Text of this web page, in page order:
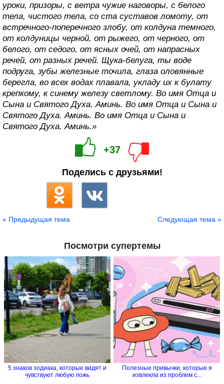
уроки, призоры, с ветра чужие наговоры, с белого
тела, чистого тела, со ста суставов ломоту, от
встречного-поперечного злобу, от колдуна темного,
от колдуницы черной, от рыжего, от черного, от
белого, от седого, от ясных очей, от напрасных
речей, от разных речей. Щука-белуга, ты воде
подруга, зубы железные точила, глаза оловянные
берегла, во всех водах плавала, укладу их к булату
крепкому, к синему железу светлому. Во имя Отца и
Сына и Святого Духа. Аминь. Во имя Отца и Сына и
Святого Духа. Аминь. Во имя Отца и Сына и
Святого Духа. Аминь.»
+37
Поделись с друзьями!
« Предыдущая тема Следующая тема »
Посмотри супертемы
5 знаков зодиака, которые видят и
чувствуют любую ложь
Полезные привычки, которые я
извлекла из проблем с...